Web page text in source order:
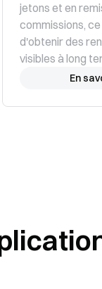
jetons et en
commissions,
d'obtenir des
visibles à long
En